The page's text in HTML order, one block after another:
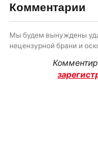
Комментарии
Мы будем вынуждены
нецензурной брани и